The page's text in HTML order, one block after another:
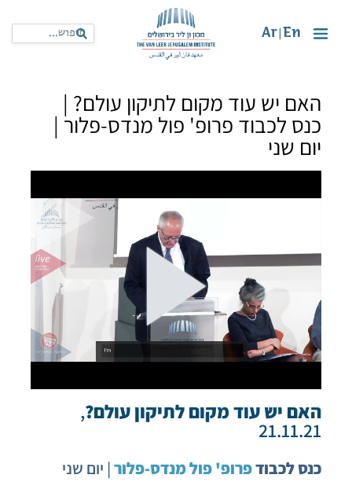
En
Ar
האם יש עוד מקום לתיקון עולם? |
כנס לכבוד פרופ' פול מנדס-פלור |
יום שני
האם יש עוד מקום לתיקון עולם?,
21.11.21
כנס לכבודפרופ' פול מנדס-פלור| יום שני